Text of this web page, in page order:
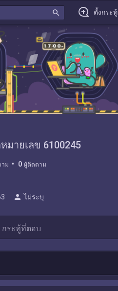
search ตั้งกระทู้
มายเลข 6100245
าม 0 ผู้ติดตาม
person ไม่ระบุ
กระทู้ที่ตอบ